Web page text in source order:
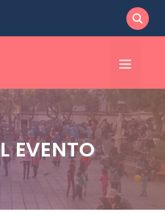
Menú
EVENTO